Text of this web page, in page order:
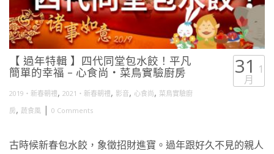
【 過年特輯 】四代同堂包水餃！平凡
簡單的幸福 – 心食尚・菜鳥實驗廚房
2019・新春朝禮, 2021・新春朝禮, 影音, 心食尚, 菜鳥實驗廚
房, 蔬食風 | 0 Comments
31 1
月
古時候新春包水餃，象徵招財進寶。過年跟好久不見的親人